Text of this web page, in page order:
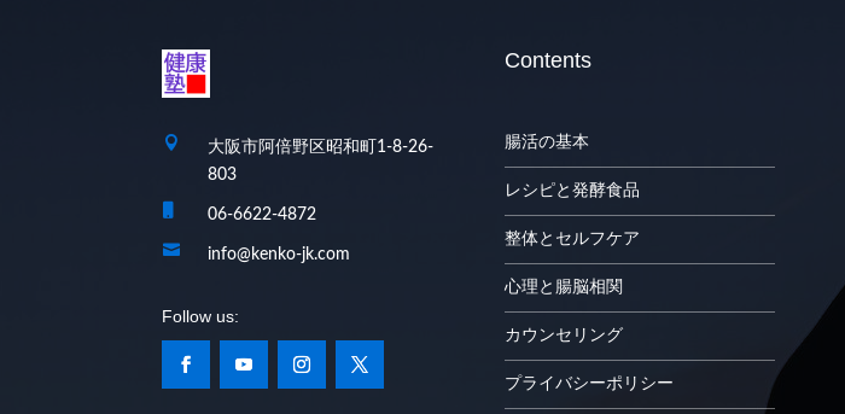

大阪市阿倍野区昭和町1-8-26-
803
06-6622-4872
 info@kenko-jk.com
Contents
腸活の基本
レシピと発酵食品
整体とセルフケア
心理と腸脳相関
カウンセリング
プライバシーポリシー